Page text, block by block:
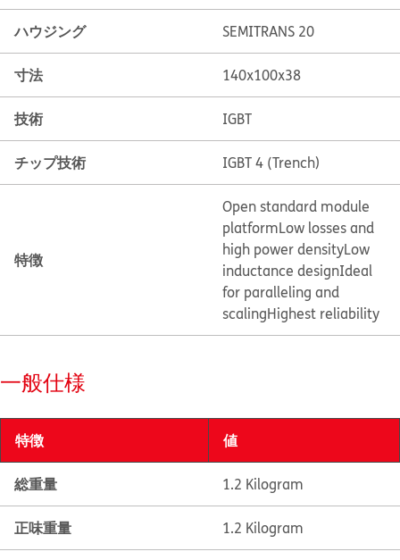
ハウジング SEMITRANS 20
寸法 140x100x38
技術 IGBT
チップ技術 IGBT 4 (Trench)
特徴
Open standard module
platformLow losses and
high power densityLow
inductance designIdeal
for paralleling and
scalingHighest reliability
一般仕様
特徴 値
総重量 1.2 Kilogram
正味重量 1.2 Kilogram